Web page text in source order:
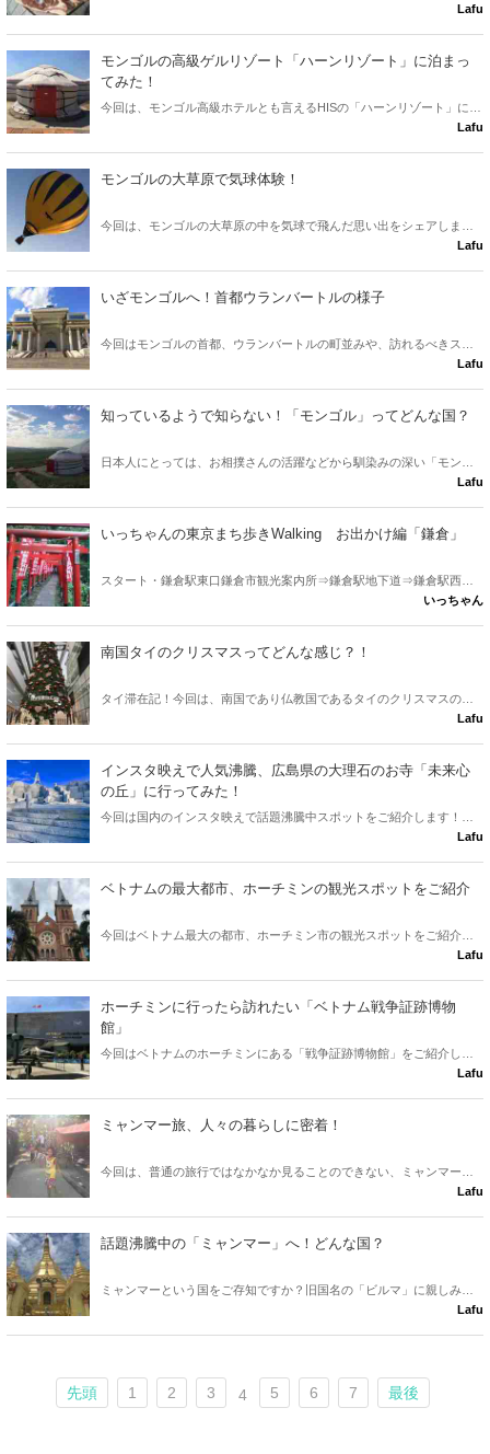
Lafu
モンゴルの高級ゲルリゾート「ハーンリゾート」に泊まっ
てみた！
今回は、モンゴル高級ホテルとも言えるHISの「ハーンリゾート」に宿
泊した体験をレポートして行きたいと思います。モンゴル屈指の高級
Lafu
モンゴルの大草原で気球体験！
今回は、モンゴルの大草原の中を気球で飛んだ思い出をシェアしま
す。日本では味わうことのできない大自然の体験をおすすめしていき
Lafu
いざモンゴルへ！首都ウランバートルの様子
今回はモンゴルの首都、ウランバートルの町並みや、訪れるべきスポ
ットを紹介したいと思います！大草原のイメージとは一味違うモンゴ
Lafu
知っているようで知らない！「モンゴル」ってどんな国？
日本人にとっては、お相撲さんの活躍などから馴染みの深い「モンゴ
ル人」。しかしモンゴルがどんな国か、知らない人も多いのでは？！
筆者も大好きな国の一つです。
Lafu
いっちゃんの東京まち歩きWalking お出かけ編「鎌倉」
スタート・鎌倉駅東口鎌倉市観光案内所⇒鎌倉駅地下道⇒鎌倉駅西口
広場⇒鎌倉市役所前⇒佐助稲荷⇒銭洗弁天⇒葛原岡神社⇒源氏山⇒寿
クターと一緒に歩くことができます。 詳しくは https://walkers-
hi.jp/ を御覧ください。
いっちゃん
南国タイのクリスマスってどんな感じ？！
タイ滞在記！今回は、南国であり仏教国であるタイのクリスマスの様
子がどんな感じなのか、お伝えしたいと思います！日本よりもクリス
Lafu
インスタ映えで人気沸騰、広島県の大理石のお寺「未来心
の丘」に行ってみた！
今回は国内のインスタ映えで話題沸騰中スポットをご紹介します！広
Lafu
ベトナムの最大都市、ホーチミンの観光スポットをご紹介
今回はベトナム最大の都市、ホーチミン市の観光スポットをご紹介し
Lafu
ホーチミンに行ったら訪れたい「ベトナム戦争証跡博物
館」
今回はベトナムのホーチミンにある「戦争証跡博物館」をご紹介しま
す。 様々な展示品からベトナム戦争について知り、学ぶことができる
Lafu
ミャンマー旅、人々の暮らしに密着！
今回は、普通の旅行ではなかなか見ることのできない、ミャンマーの
農村部のひとびとの暮らしを紹介したいと思います！貴重な写真、た
Lafu
話題沸騰中の「ミャンマー」へ！どんな国？
ミャンマーという国をご存知ですか？旧国名の「ビルマ」に親しみが
ある方も多いかもしれません！近年観光地として人気急上昇中のミャ
Lafu
先頭 1 2 3 4 5 6 7 最後